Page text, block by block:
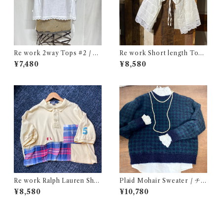
Re work 2way Tops #2 / リ
ワーク 2way トップス 古着
¥7,480
Re work Short length Tops
/ リワーク ショート丈 ボレロ
シャツ 古着
¥8,580
Re work Ralph Lauren Shor
t length Polo shirt / リワー
ク ラルフローレン ショート丈
¥8,580
Plaid Mohair Sweater / チェ
ック柄 モヘア セーター 古着
¥10,780